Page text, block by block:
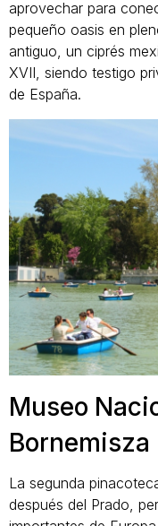
aprovechar para
pequeño oasis en
antiguo, un ciprés
XVII, siendo testigo
de España.
Museo
Bornemisza
La segunda
después del Prado,